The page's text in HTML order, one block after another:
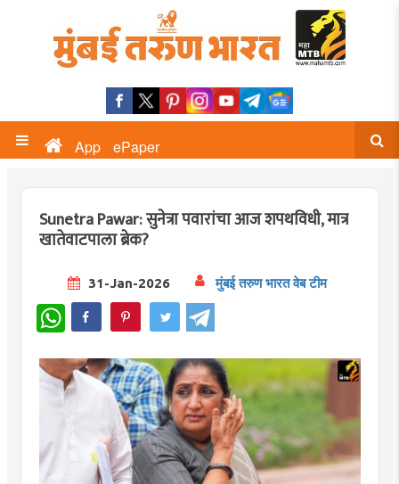
App ePaper
Sunetra Pawar: सुनेत्रा पवारांचा आज शपथविधी, मात्र
खातेवाटपाला ब्रेक?
31-Jan-2026 मुंबई तरुण भारत वेब टीम
WhatsApp